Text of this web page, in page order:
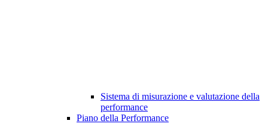
Sistema di misurazione e valutazione della
performance
Piano della Performance